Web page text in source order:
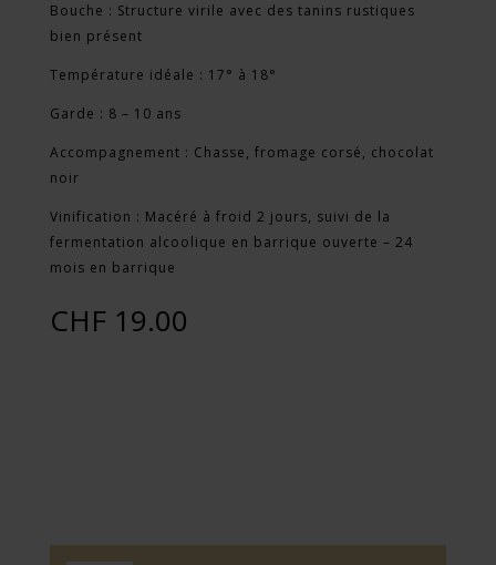
Bouche : Structure virile avec des tanins rustiques
bien présent
Température idéale : 17° à 18°
Garde : 8 – 10 ans
Accompagnement : Chasse, fromage corsé, chocolat
noir
Vinification : Macéré à froid 2 jours, suivi de la
fermentation alcoolique en barrique ouverte – 24
mois en barrique
CHF19.00